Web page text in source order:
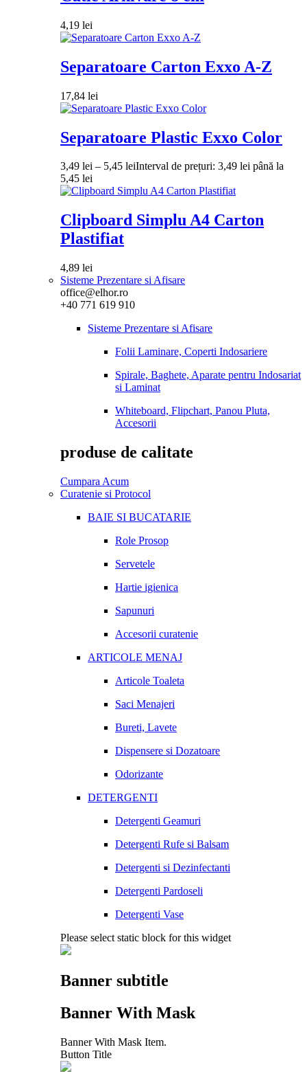
4,19 lei
Separatoare Carton Exxo A-Z
17,84 lei
Separatoare Plastic Exxo Color
3,49 lei – 5,45 leiInterval de prețuri: 3,49 lei până la
5,45 lei
Clipboard Simplu A4 Carton
Plastifiat
4,89 lei
Sisteme Prezentare si Afisare
office@elhor.ro
+40 771 619 910
Sisteme Prezentare si Afisare
Folii Laminare, Coperti Indosariere
Spirale, Baghete, Aparate pentru Indosariat
si Laminat
Whiteboard, Flipchart, Panou Pluta,
Accesorii
produse de calitate
Cumpara Acum
Curatenie si Protocol
BAIE SI BUCATARIE
Role Prosop
Servetele
Hartie igienica
Sapunuri
Accesorii curatenie
ARTICOLE MENAJ
Articole Toaleta
Saci Menajeri
Bureti, Lavete
Dispensere si Dozatoare
Odorizante
DETERGENTI
Detergenti Geamuri
Detergenti Rufe si Balsam
Detergenti si Dezinfectanti
Detergenti Pardoseli
Detergenti Vase
Please select static block for this widget
Banner subtitle
Banner With Mask
Banner With Mask Item.
Button Title